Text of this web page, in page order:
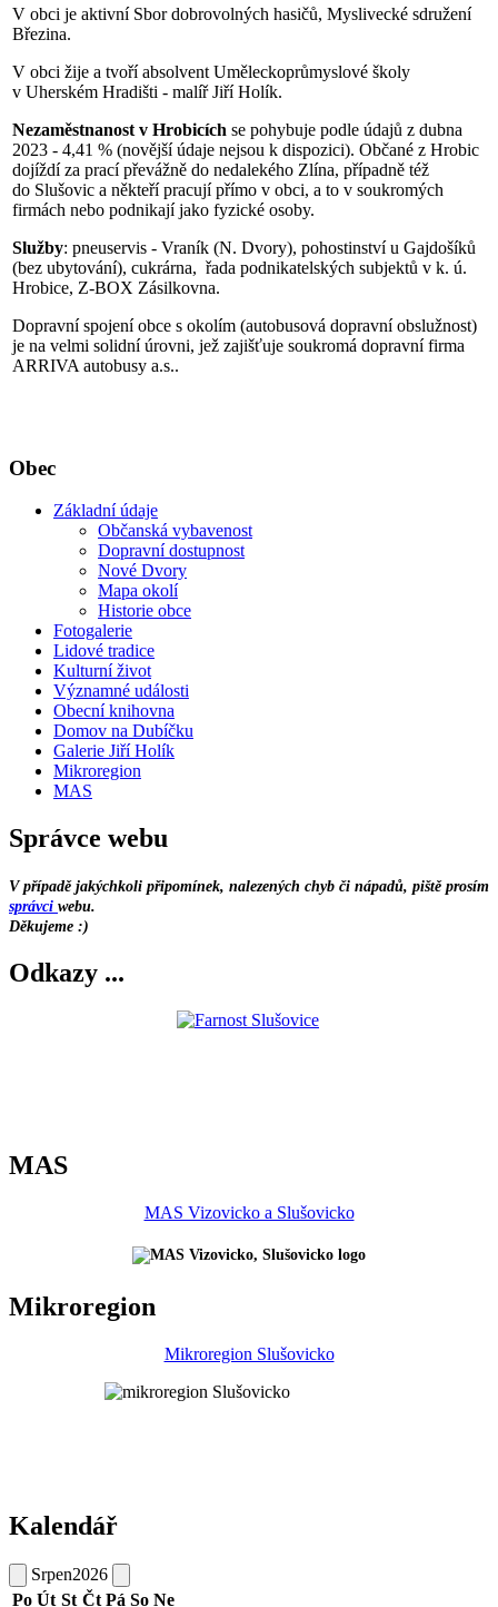
V obci je aktivní Sbor dobrovolných hasičů, Myslivecké sdružení
Březina.
V obci žije a tvoří absolvent Uměleckoprůmyslové školy
v Uherském Hradišti - malíř Jiří Holík.
Nezaměstnanost v Hrobicích se pohybuje podle údajů z dubna
2023 - 4,41 % (novější údaje nejsou k dispozici). Občané z Hrobic
dojíždí za prací převážně do nedalekého Zlína, případně též
do Slušovic a někteří pracují přímo v obci, a to v soukromých
firmách nebo podnikají jako fyzické osoby.
Služby: pneuservis - Vraník (N. Dvory), pohostinství u Gajdošíků
(bez ubytování), cukrárna, řada podnikatelských subjektů v k. ú.
Hrobice, Z-BOX Zásilkovna.
Dopravní spojení obce s okolím (autobusová dopravní obslužnost)
je na velmi solidní úrovni, jež zajišťuje soukromá dopravní firma
ARRIVA autobusy a.s..
Obec
Základní údaje
Občanská vybavenost
Dopravní dostupnost
Nové Dvory
Mapa okolí
Historie obce
Fotogalerie
Lidové tradice
Kulturní život
Významné události
Obecní knihovna
Domov na Dubíčku
Galerie Jiří Holík
Mikroregion
MAS
Správce webu
V případě jakýchkoli připomínek, nalezených chyb či nápadů, piště prosím
správci webu.
Děkujeme :)
Odkazy ...
MAS
MAS Vizovicko a Slušovicko
Mikroregion
Mikroregion Slušovicko
Kalendář
Srpen2026
Po Út St Čt Pá So Ne